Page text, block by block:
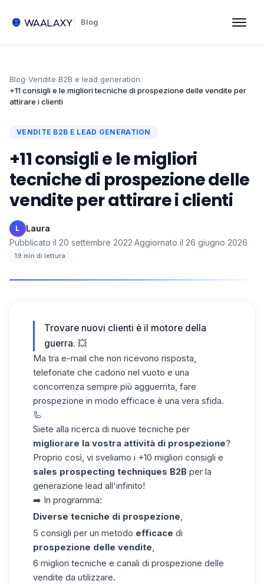
Blog
Blog›Vendite B2B e lead generation›
+11 consigli e le migliori tecniche di prospezione delle vendite per
attirare i clienti
VENDITE B2B E LEAD GENERATION
+11 consigli e le migliori
tecniche di prospezione delle
vendite per attirare i clienti
L Laura·
Pubblicato il 20 settembre 2022·Aggiornato il 26 giugno 2026·
19 min di lettura
Trovare nuovi clienti è il motore della
guerra. 💥
Ma tra e-mail che non ricevono risposta,
telefonate che cadono nel vuoto e una
concorrenza sempre più agguerrita, fare
prospezione in modo efficace è una vera sfida.
🦾
Siete alla ricerca di nuove tecniche per
migliorare la vostra attività di prospezione?
Proprio così, vi sveliamo i +10 migliori consigli e
sales prospecting techniques B2B per la
generazione lead all'infinito!
➡️ In programma:
Diverse tecniche di prospezione
5 consigli per un metodo efficace di
prospezione delle vendite
6 migliori tecniche e canali di prospezione delle
vendite da utilizzare.